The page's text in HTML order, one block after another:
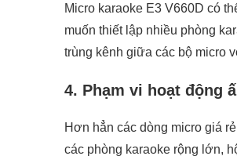
Micro karaoke E3 V660D có
muốn thiết lập nhiều phòng
trùng kênh giữa các bộ micro
4. Phạm vi hoạt động
Hơn hẳn các dòng micro giá
các phòng karaoke rộng lớn,